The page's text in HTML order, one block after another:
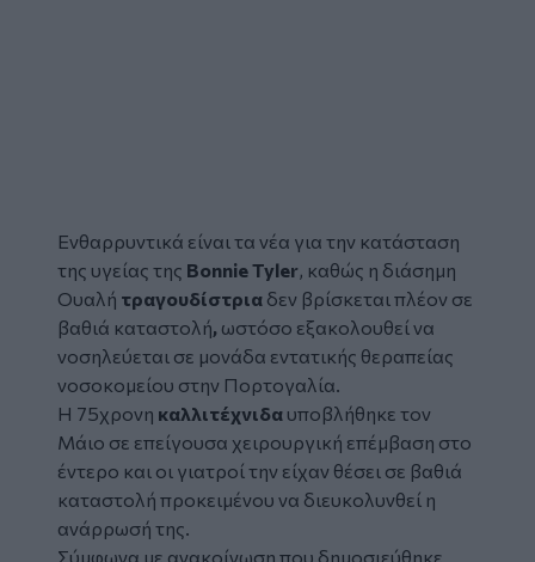
Ενθαρρυντικά είναι τα νέα για την κατάσταση
της υγείας της Bonnie Tyler, καθώς η διάσημη
Ουαλή τραγουδίστρια δεν βρίσκεται πλέον σε
βαθιά καταστολή, ωστόσο εξακολουθεί να
νοσηλεύεται σε μονάδα εντατικής θεραπείας
νοσοκομείου στην Πορτογαλία.
Η 75χρονη καλλιτέχνιδα υποβλήθηκε τον
Μάιο σε επείγουσα χειρουργική επέμβαση στο
έντερο και οι γιατροί την είχαν θέσει σε βαθιά
καταστολή προκειμένου να διευκολυνθεί η
ανάρρωσή της.
Σύμφωνα με ανακοίνωση που δημοσιεύθηκε